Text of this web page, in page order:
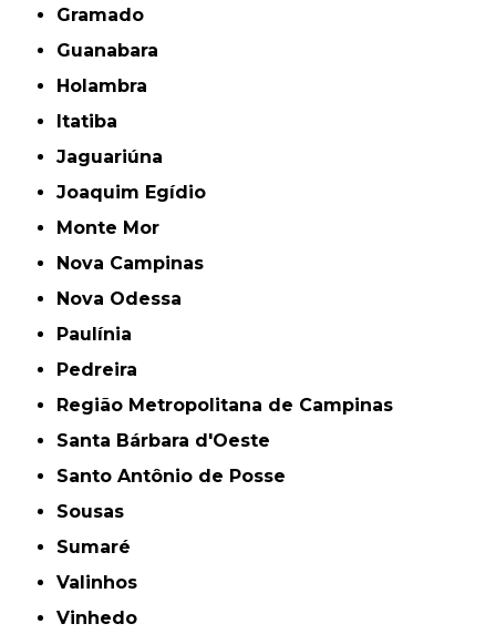
Gramado
Guanabara
Holambra
Itatiba
Jaguariúna
Joaquim Egídio
Monte Mor
Nova Campinas
Nova Odessa
Paulínia
Pedreira
Região Metropolitana de Campinas
Santa Bárbara d'Oeste
Santo Antônio de Posse
Sousas
Sumaré
Valinhos
Vinhedo